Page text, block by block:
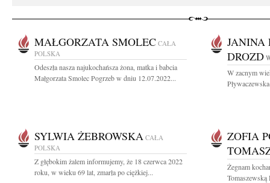
MAŁGORZATA SMOLEC CAŁA
POLSKA
Odeszła nasza najukochańsza żona, matka i babcia
Małgorzata Smolec Pogrzeb w dniu 12.07.2022...
JANINA
DROZD
W zacnym
SYLWIA ŻEBROWSKA CAŁA
POLSKA
Z głębokim żalem informujemy, że 18 czerwca 2022
roku, w wieku 69 lat, zmarła po ciężkiej...
ZOFIA
Żegnam